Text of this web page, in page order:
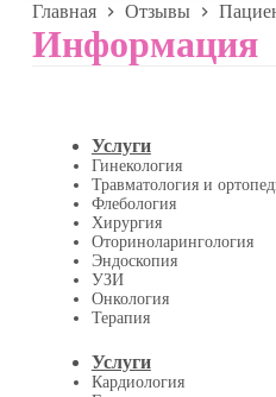
Главная Отзывы
Информация
Услуги
Гинекология
Травматология и
Флебология
Хирургия
Оториноларингология
Эндоскопия
УЗИ
Онкология
Терапия
Услуги
Кардиология